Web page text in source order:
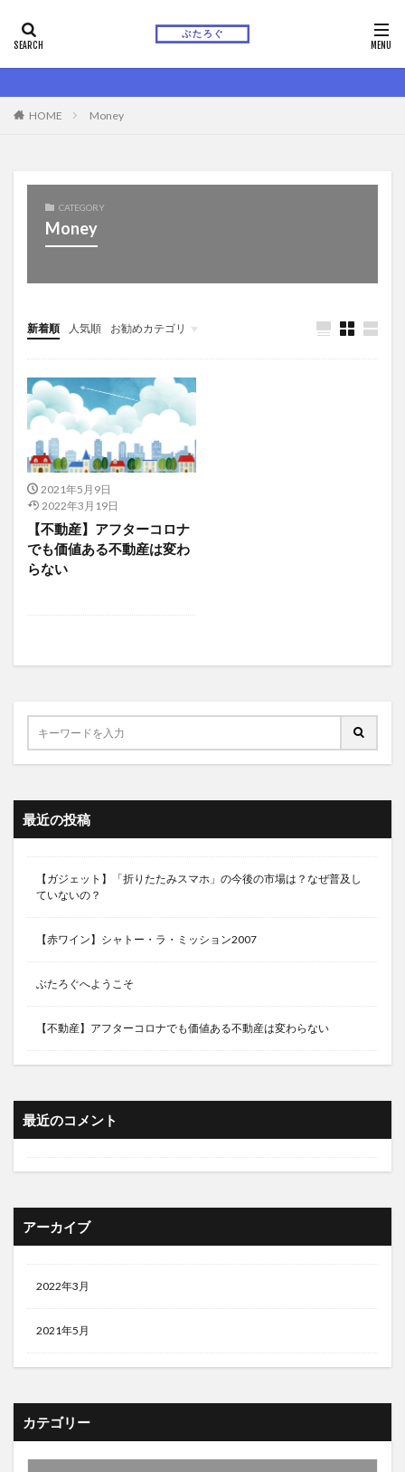
HOME Money
CATEGORY
Money
新着順 人気順 お勧めカテゴリ
Uncategorized
2021年5月9日
2022年3月19日
【不動産】アフターコロナ
でも価値ある不動産は変わ
らない
最近の投稿
【ガジェット】「折りたたみスマホ」の今後の市場は？なぜ普及し
ていないの？
【赤ワイン】シャトー・ラ・ミッション2007
ぶたろぐへようこそ
【不動産】アフターコロナでも価値ある不動産は変わらない
最近のコメント
アーカイブ
2022年3月
2021年5月
カテゴリー